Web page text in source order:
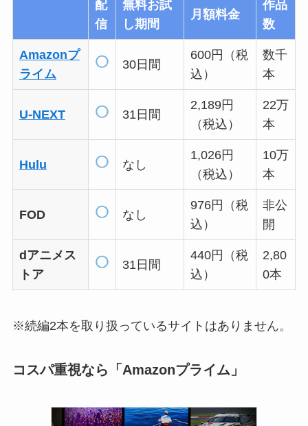
配
信
無料お試
し期間
月額料金
作品
数
Amazonプ
ライム
30日間
600円（税
込）
数千
本
U-NEXT 31日間
2,189円
（税込）
22万
本
Hulu なし
1,026円
（税込）
10万
本
FOD なし
976円（税
込）
非公
開
dアニメス
トア
31日間
440円（税
込）
2,80
0本
※続編2本を取り扱っているサイトはありません。
コスパ重視なら「Amazonプライム」